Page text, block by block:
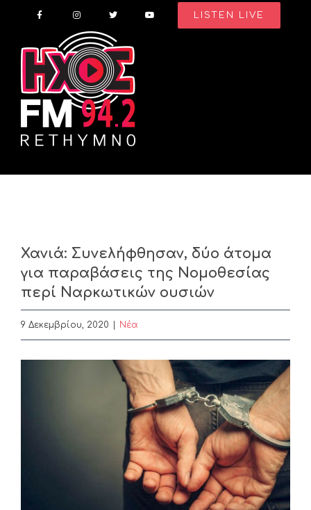
content
LISTEN LIVE
Χανιά: Συνελήφθησαν, δύο άτομα
για παραβάσεις της Νομοθεσίας
περί Ναρκωτικών ουσιών
9 Δεκεμβρίου, 2020 Nέα